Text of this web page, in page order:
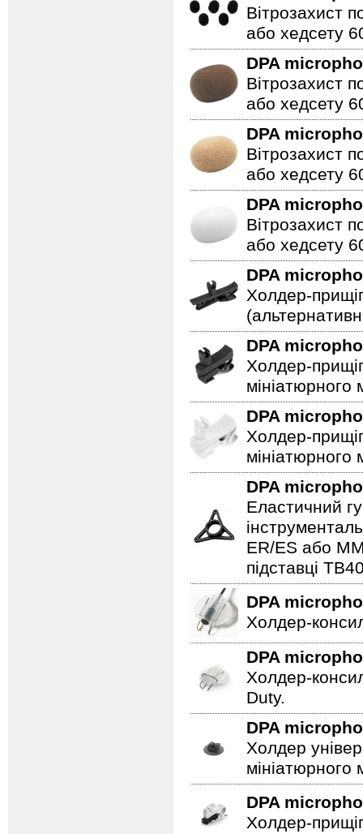
Вітрозахист
або хедсету
DPA
Вітрозахист
або хедсету
DPA
Вітрозахист
або хедсету
DPA
Вітрозахист
або хедсету
DPA
Холдер-
DPA
Холдер-
мініатюрного
DPA
Холдер-
мініатюрного
DPA
Еластичний
ER/ES або
підставці
DPA
Холдер-
DPA
Холдер-
Duty.
DPA
Холдер
мініатюрного
DPA
Холдер-